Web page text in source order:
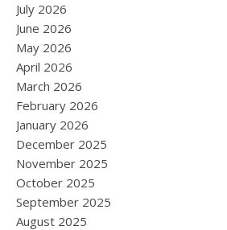
July 2026
June 2026
May 2026
April 2026
March 2026
February 2026
January 2026
December 2025
November 2025
October 2025
September 2025
August 2025